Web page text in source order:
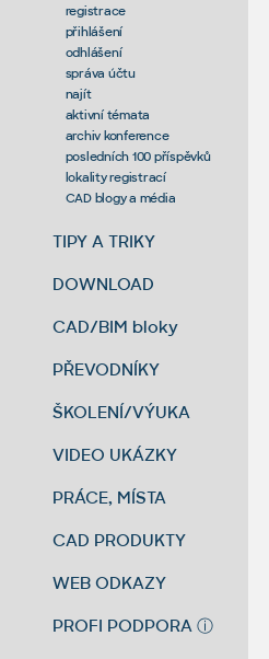
registrace
přihlášení
odhlášení
správa účtu
najít
aktivní témata
archiv konference
posledních 100 příspěvků
lokality registrací
CAD blogy a média
TIPY A TRIKY
DOWNLOAD
CAD/BIM bloky
PŘEVODNÍKY
ŠKOLENÍ/VÝUKA
VIDEO UKÁZKY
PRÁCE, MÍSTA
CAD PRODUKTY
WEB ODKAZY
PROFI PODPORA ⓘ